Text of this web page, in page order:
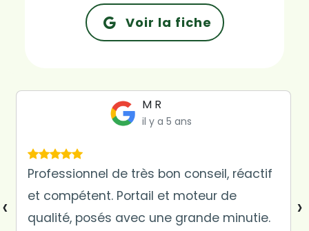
Voir la fiche
Suze Longuet
il y a 5 ans
Recommandé par mes beaux parent
suite à travaux de claustras effectuer
chez eux. Travail très bien fait chez nous
‹ ›